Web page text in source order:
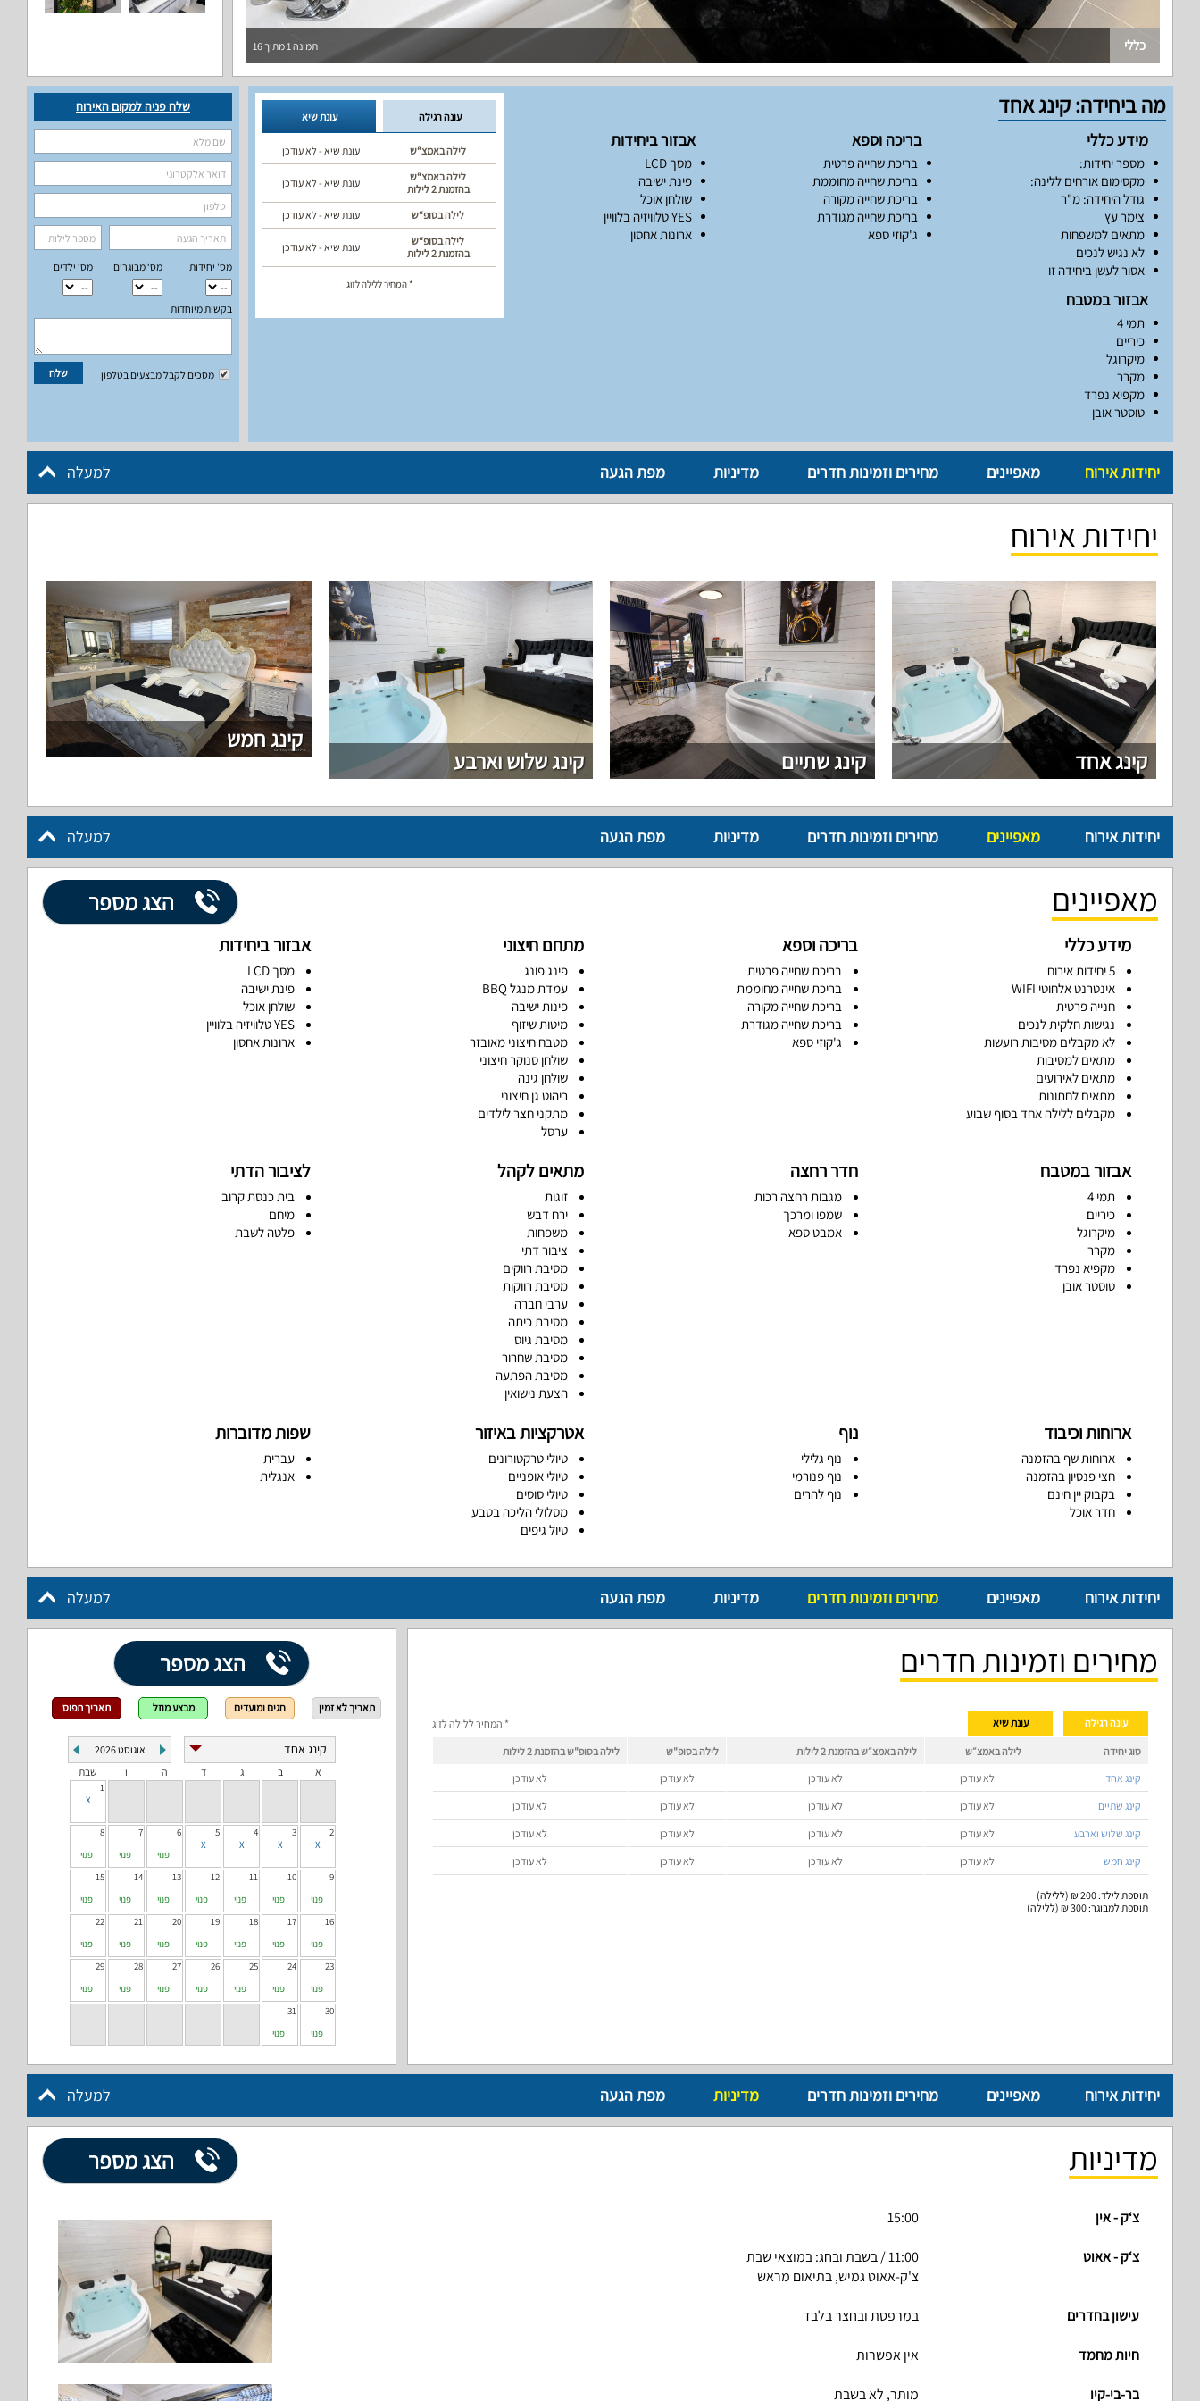
תמונה1מתוך16 כללי
שלח פניה למקום האירוח
מס‘ ילדים מס‘ מבוגרים מס' יחידות
בקשות מיוחדות
שלח מסכים לקבל מבצעים בטלפון
עונת שיא עונה רגילה
לילה באמצ“ש
עונת שיא - לא עודכן
לילה באמצ“ש
בהזמנת 2 לילות
עונת שיא - לא עודכן
לילה בסופ“ש
עונת שיא - לא עודכן
לילה בסופ“ש
בהזמנת 2 לילות
עונת שיא - לא עודכן
* המחיר ללילה לזוג
מה ביחידה: קינג אחד
מידע כללי
מספר יחידות:
מקסימום אורחים ללינה:
גודל היחידה: מ"ר
צימר עץ
מתאים למשפחות
לא נגיש לנכים
אסור לעשן ביחידה זו
בריכה וספא
בריכת שחייה פרטית
בריכת שחייה מחוממת
בריכת שחייה מקורה
בריכת שחייה מגודרת
ג'קוזי ספא
אבזור ביחידות
מסך LCD
פינת ישיבה
שולחן אוכל
YES טלוויזיה בלוויין
ארונות אחסון
אבזור במטבח
תמי 4
כיריים
מיקרוגל
מקרר
מקפיא נפרד
טוסטר אובן
למעלה יחידות אירוח מאפיינים מחירים וזמינות חדרים מדיניות מפת הגעה
יחידות אירוח
קינג אחד קינג שתיים קינג שלוש וארבע
קינג חמש
למעלה יחידות אירוח מאפיינים מחירים וזמינות חדרים מדיניות מפת הגעה
מאפיינים הצג מספר
מידע כללי
5 יחידות אירוח
אינטרנט אלחוטי WIFI
חנייה פרטית
נגישות חלקית לנכים
לא מקבלים מסיבות רועשות
מתאים למסיבות
מתאים לאירועים
מתאים לחתונות
מקבלים ללילה אחד בסוף שבוע
בריכה וספא
בריכת שחייה פרטית
בריכת שחייה מחוממת
בריכת שחייה מקורה
בריכת שחייה מגודרת
ג'קוזי ספא
מתחם חיצוני
פינג פונג
עמדת מנגל BBQ
פינות ישיבה
מיטות שיזוף
מטבח חיצוני מאובזר
שולחן סנוקר חיצוני
שולחן גינה
ריהוט גן חיצוני
מתקני חצר לילדים
ערסל
אבזור ביחידות
מסך LCD
פינת ישיבה
שולחן אוכל
YES טלוויזיה בלוויין
ארונות אחסון
אבזור במטבח
תמי 4
כיריים
מיקרוגל
מקרר
מקפיא נפרד
טוסטר אובן
חדר רחצה
מגבות רחצה רכות
שמפו ומרכך
אמבט ספא
מתאים לקהל
זוגות
ירח דבש
משפחות
ציבור דתי
מסיבת רווקים
מסיבת רווקות
ערבי חברה
מסיבת כיתה
מסיבת גיוס
מסיבת שחרור
מסיבת הפתעה
הצעת נישואין
לציבור הדתי
בית כנסת קרוב
מיחם
פלטה לשבת
ארוחות וכיבוד
ארוחות שף בהזמנה
חצי פנסיון בהזמנה
בקבוק יין חינם
חדר אוכל
נוף
נוף גלילי
נוף פנורמי
נוף להרים
אטרקציות באיזור
טיולי טרקטורונים
טיולי אופניים
טיולי סוסים
מסלולי הליכה בטבע
טיול גיפים
שפות מדוברות
עברית
אנגלית
למעלה יחידות אירוח מאפיינים מחירים וזמינות חדרים מדיניות מפת הגעה
מחירים וזמינות חדרים
עונה רגילה עונת שיא * המחיר ללילה לזוג
סוג יחידה לילה באמצ״ש לילה באמצ״ש בהזמנת 2 לילות לילה בסופ"ש
לילה בסופ"ש בהזמנת 2 לילות
קינג אחד
לא עודכן לא עודכן לא עודכן לא עודכן
קינג שתיים לא עודכן לא עודכן לא עודכן לא עודכן
קינג שלוש וארבע לא עודכן לא עודכן לא עודכן לא עודכן
קינג חמש לא עודכן לא עודכן לא עודכן לא עודכן
תוספת לילד: 200 ₪ (ללילה)
תוספת למבוגר: 300 ₪ (ללילה)
הצג מספר
תאריך לא זמין חגים ומועדים מבצע מוזל תאריך תפוס
אוגוסט2026
א
ב ג ד ה ו שבת
1
2
3
4
5
6
פנוי
7
פנוי
8
פנוי
9
פנוי
10
פנוי
11
פנוי
12
פנוי
13
פנוי
14
פנוי
15
פנוי
16
פנוי
17
פנוי
18
פנוי
19
פנוי
20
פנוי
21
פנוי
22
פנוי
23
פנוי
24
פנוי
25
פנוי
26
פנוי
27
פנוי
28
פנוי
29
פנוי
30
פנוי
31
פנוי
למעלה יחידות אירוח מאפיינים מחירים וזמינות חדרים מדיניות מפת הגעה
מדיניות הצג מספר
צ‘ק - אין 15:00
צ‘ק - אאוט
11:00 / בשבת ובחג: במוצאי שבת
צ'ק-אאוט גמיש, בתיאום מראש
עישון בחדרים במרפסת ובחצר בלבד
חיות מחמד אין אפשרות
בר-בי-קיו מותר, לא בשבת